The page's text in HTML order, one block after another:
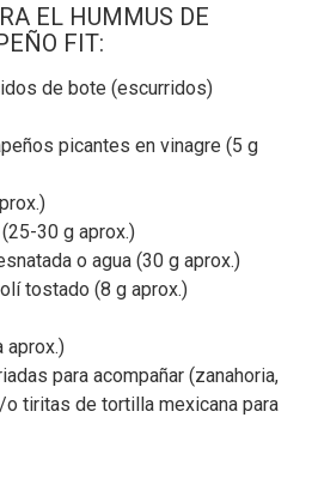
EL HUMMUS DE
FIT:
de bote (escurridos)
picantes en vinagre (5 g
30 g aprox.)
o agua (30 g aprox.)
tostado (8 g aprox.)
aprox.)
para acompañar (zanahoria,
tiritas de tortilla mexicana para